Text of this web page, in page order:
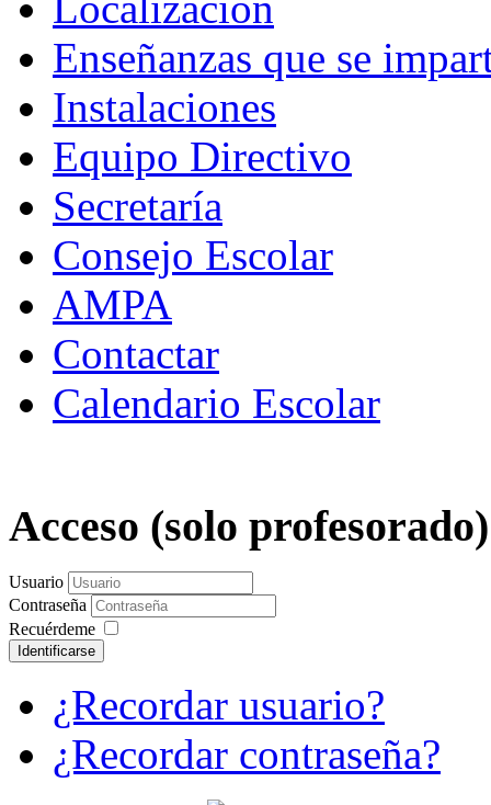
Enseñanzas que se
Instalaciones
Equipo Directivo
Secretaría
Consejo Escolar
AMPA
Contactar
Calendario Escolar
Acceso (solo
Usuario
Contraseña
Recuérdeme
Identificarse
¿Recordar usuario?
¿Recordar contraseña?